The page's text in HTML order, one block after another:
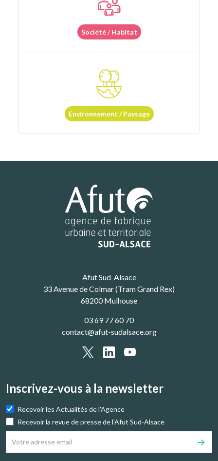
Société / Habitat
Environnement / Paysage
Afut Sud-Alsace
33 Avenue de Colmar (Tram Grand Rex)
68200 Mulhouse
03 69 77 60 70
contact@afut-sudalsace.org
Inscrivez-vous à la newsletter
Recevoir les Actualités de l'Agence
Recevoir la revue de presse de l'Afut Sud-Alsace